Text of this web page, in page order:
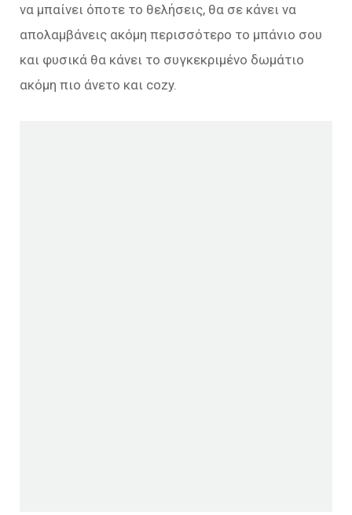
να μπαίνει όποτε το θελήσεις, θα σε κάνει να
απολαμβάνεις ακόμη περισσότερο το μπάνιο σου
και φυσικά θα κάνει το συγκεκριμένο δωμάτιο
ακόμη πιο άνετο και cozy.